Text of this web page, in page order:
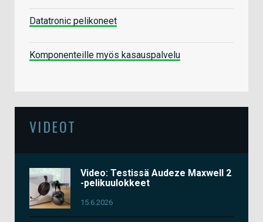
Datatronic pelikoneet
Komponenteille myös kasauspalvelu
VIDEOT
Video: Testissä Audeze Maxwell 2
-pelikuulokkeet
15.6.2026